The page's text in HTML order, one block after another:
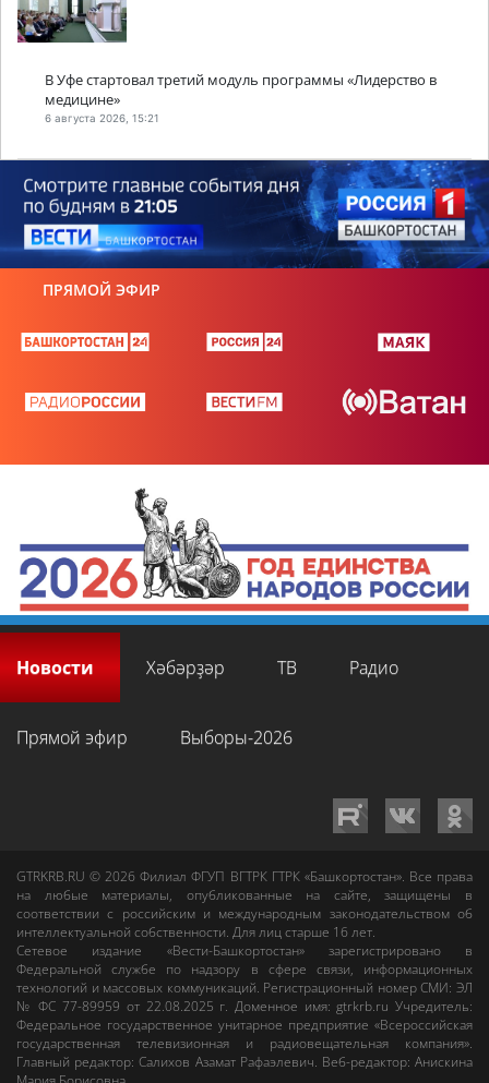
В Уфе стартовал третий модуль программы «Лидерство в
медицине»
6 августа 2026, 15:21
ПРЯМОЙ ЭФИР
Новости Хәбәрҙәр ТВ Радио
Прямой эфир Выборы-2026
GTRKRB.RU © 2026Филиал ФГУП ВГТРК ГТРК «Башкортостан». Все права
на любые материалы, опубликованные на сайте, защищены в
соответствии с российским и международным законодательством об
интеллектуальной собственности. Для лиц старше 16 лет.
Сетевое издание «Вести-Башкортостан»зарегистрировано в
Федеральной службе по надзору в сфере связи, информационных
технологий и массовых коммуникаций. Регистрационный номер СМИ: ЭЛ
№ ФС 77-89959 от 22.08.2025 г. Доменное имя:gtrkrb.ru Учредитель:
Федеральное государственное унитарное предприятие «Всероссийская
государственная телевизионная и радиовещательная компания».
Главный редактор:Салихов Азамат Рафаэлевич. Веб-редактор:Анискина